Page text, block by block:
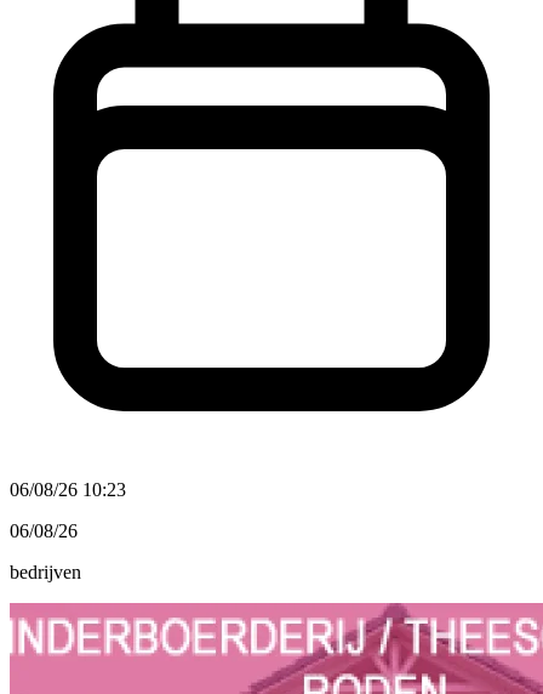
06/08/26 10:23
06/08/26
bedrijven